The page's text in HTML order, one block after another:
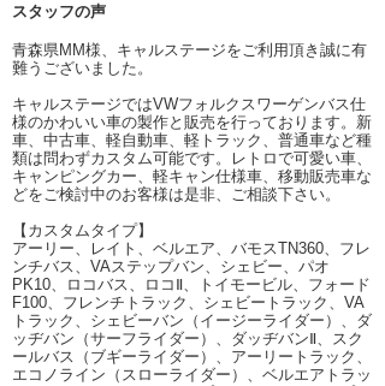
スタッフの声
青森県MM様、キャルステージをご利用頂き誠に有
難うございました。
キャルステージではVWフォルクスワーゲンバス仕
様のかわいい車の製作と販売を行っております。新
車、中古車、軽自動車、軽トラック、普通車など種
類は問わずカスタム可能です。レトロで可愛い車、
キャンピングカー、軽キャン仕様車、移動販売車な
どをご検討中のお客様は是非、ご相談下さい。
【カスタムタイプ】
アーリー、レイト、ベルエア、バモスTN360、フレ
ンチバス、VAステップバン、シェビー、パオ
PK10、ロコバス、ロコⅡ、トイモービル、フォード
F100、フレンチトラック、シェビートラック、VA
トラック、シェビーバン（イージーライダー）、ダ
ッヂバン（サーフライダー）、ダッヂバンⅡ、スク
ールバス（ブギーライダー）、アーリートラック、
エコノライン（スローライダー）、ベルエアトラッ